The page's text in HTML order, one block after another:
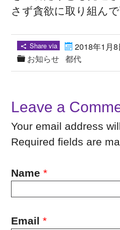
さず貪欲に取り組んで
Share via
2018年1月
お知らせ 都代
Leave a
Your email address
Required fields are
Name *
Email *